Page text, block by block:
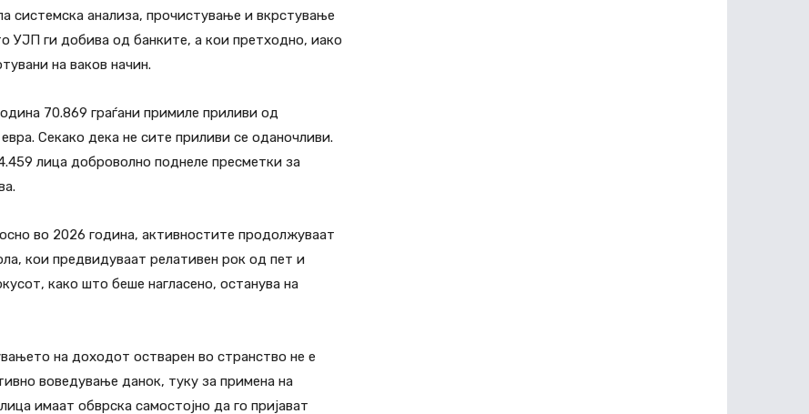
системска анализа, прочистување и вкрстување
УЈП ги добива од банките, а кои претходно, иако
на ваков начин.
70.869 граѓани примиле приливи од
Секако дека не сите приливи се оданочливи.
лица доброволно поднеле пресметки за
во 2026 година, активностите продолжуваат
кои предвидуваат релативен рок од пет и
како што беше нагласено, останува на
на доходот остварен во странство не е
воведување данок, туку за примена на
имаат обврска самостојно да го пријават